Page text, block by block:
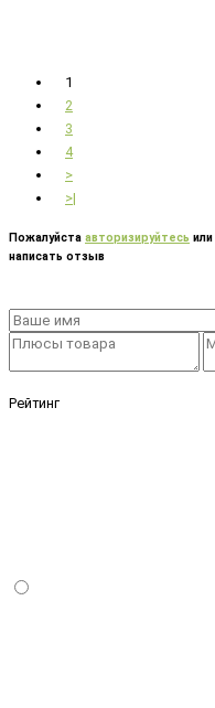
1
2
3
4
>
>|
Пожалуйста авторизируйтесь или
написать отзыв
Рейтинг